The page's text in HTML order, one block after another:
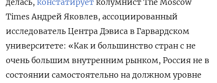
Times Андрей Яковлев, ассоциированный
исследователь Центра Дэвиса в Гарвардском
университете: «Как и большинство стран с не
очень большим внутренним рынком, Россия не в
состоянии самостоятельно на должном уровне